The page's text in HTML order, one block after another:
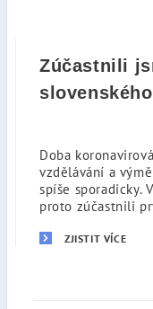
Zúčastnili
Doba
vzdělávání a
spíše sporadicky.
proto zúčastnili
ZJISTIT VÍCE